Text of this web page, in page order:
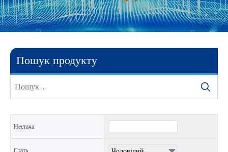
Пошук продукту
Нестача
Стать